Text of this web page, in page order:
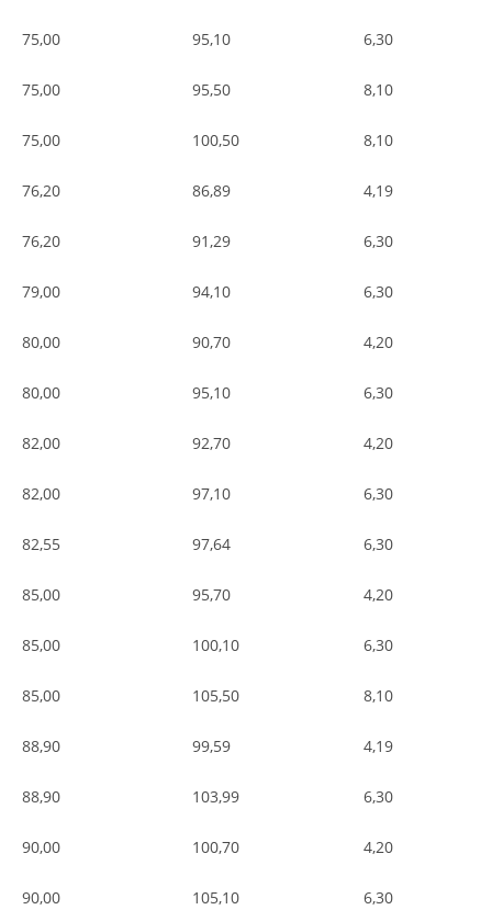
75,00 95,10 6,30
75,00 95,50 8,10
75,00 100,50 8,10
76,20 86,89 4,19
76,20 91,29 6,30
79,00 94,10 6,30
80,00 90,70 4,20
80,00 95,10 6,30
82,00 92,70 4,20
82,00 97,10 6,30
82,55 97,64 6,30
85,00 95,70 4,20
85,00 100,10 6,30
85,00 105,50 8,10
88,90 99,59 4,19
88,90 103,99 6,30
90,00 100,70 4,20
90,00 105,10 6,30